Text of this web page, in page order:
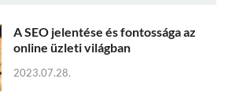
A SEO jelentése és fontossága az
online üzleti világban
2023.07.28.